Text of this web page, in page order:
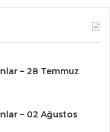
– 28 Temmuz
– 02 Ağustos